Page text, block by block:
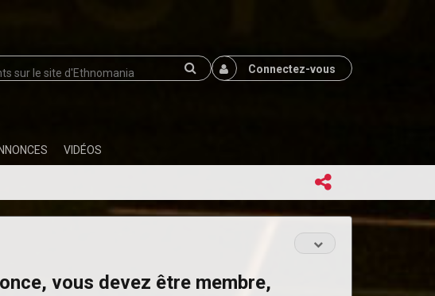
Connectez-vous
VIDÉOS
vous devez être membre,